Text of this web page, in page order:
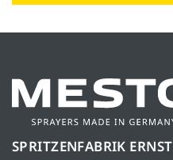
SPRITZENFABRIK ERNST